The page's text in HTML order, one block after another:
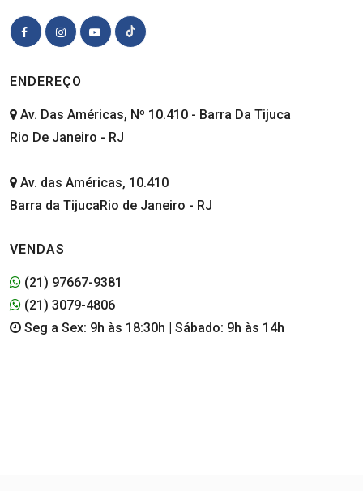
ENDEREÇO
Av. Das Américas, Nº 10.410 - Barra Da Tijuca
Rio De Janeiro - RJ
Av. das Américas, 10.410
Barra da TijucaRio de Janeiro - RJ
VENDAS
(21) 97667-9381
(21) 3079-4806
Seg a Sex: 9h às 18:30h | Sábado: 9h às 14h